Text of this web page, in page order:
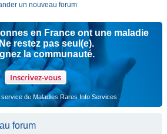
un nouveau forum
en France ont une maladie
restez pas seul(e).
la communauté.
Inscrivez-vous
de Maladies Rares Info Services
forum